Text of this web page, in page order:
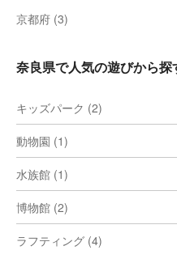
京都府 (3)
奈良県で人気の遊びから探
キッズパーク (2)
動物園 (1)
水族館 (1)
博物館 (2)
ラフティング (4)